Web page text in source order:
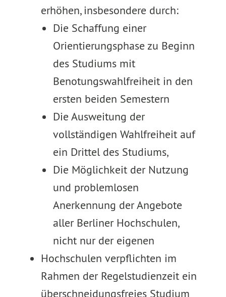
erhöhen, insbesondere durch:
Die Schaffung einer
Orientierungsphase zu Beginn
des Studiums mit
Benotungswahlfreiheit in den
ersten beiden Semestern
Die Ausweitung der
vollständigen Wahlfreiheit auf
ein Drittel des Studiums,
Die Möglichkeit der Nutzung
und problemlosen
Anerkennung der Angebote
aller Berliner Hochschulen,
nicht nur der eigenen
Hochschulen verpflichten im
Rahmen der Regelstudienzeit ein
überschneidungsfreies Studium